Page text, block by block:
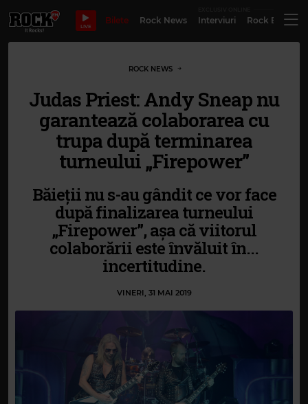
LIVE
Bilete Rock News Interviuri Rock
ROCK NEWS
Judas Priest: Andy Sneap nu
garantează colaborarea cu
trupa după terminarea
turneului „Firepower”
Băieții nu s-au gândit ce vor face
după finalizarea turneului
„Firepower”, așa că viitorul
colaborării este învăluit în...
incertitudine.
VINERI, 31 MAI 2019